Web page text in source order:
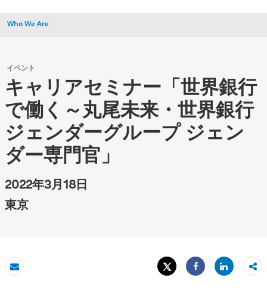
Who We Are
イベント
キャリアセミナー「世界銀行
で働く～丸尾未来・世界銀行
ジェンダーグループ ジェン
ダー専門官」
2022年3月18日
東京
Eメール
Tweet
Share
Share